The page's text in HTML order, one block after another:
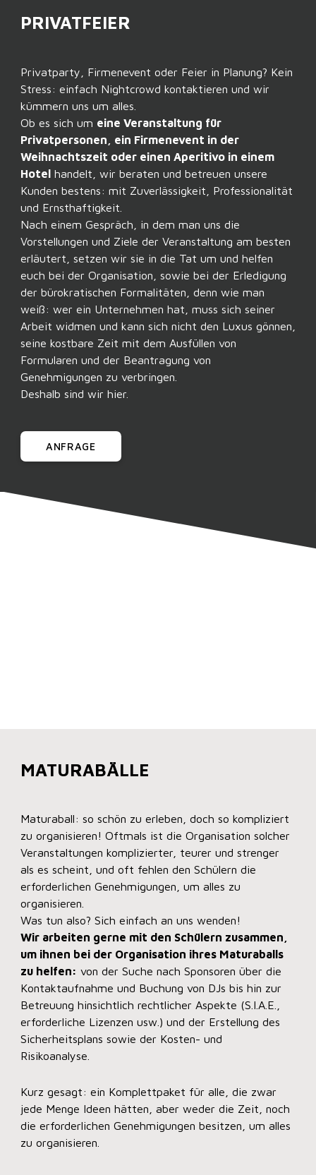
PRIVATFEIER
Privatparty, Firmenevent oder Feier in Planung? Kein
Stress: einfach Nightcrowd kontaktieren und wir
kümmern uns um alles.
Ob es sich um eine Veranstaltung für
Privatpersonen, ein Firmenevent in der
Weihnachtszeit oder einen Aperitivo in einem
Hotelhandelt, wir beraten und betreuen unsere
Kunden bestens: mit Zuverlässigkeit, Professionalität
und Ernsthaftigkeit.
Nach einem Gespräch, in dem man uns die
Vorstellungen und Ziele der Veranstaltung am besten
erläutert, setzen wir sie in die Tat um und helfen
euch bei der Organisation, sowie bei der Erledigung
der bürokratischen Formalitäten, denn wie man
weiß: wer ein Unternehmen hat, muss sich seiner
Arbeit widmen und kann sich nicht den Luxus gönnen,
seine kostbare Zeit mit dem Ausfüllen von
Formularen und der Beantragung von
Genehmigungen zu verbringen.
Deshalb sind wir hier.
ANFRAGE
MATURABÄLLE
Maturaball: so schön zu erleben, doch so kompliziert
zu organisieren! Oftmals ist die Organisation solcher
Veranstaltungen komplizierter, teurer und strenger
als es scheint, und oft fehlen den Schülern die
erforderlichen Genehmigungen, um alles zu
organisieren.
Was tun also? Sich einfach an uns wenden!
Wir arbeiten gerne mit den Schülern zusammen,
um ihnen bei der Organisation ihres Maturaballs
zu helfen: von der Suche nach Sponsoren über die
Kontaktaufnahme und Buchung von DJs bis hin zur
Betreuung hinsichtlich rechtlicher Aspekte (S.I.A.E.,
erforderliche Lizenzen usw.) und der Erstellung des
Sicherheitsplans sowie der Kosten- und
Risikoanalyse.
Kurz gesagt: ein Komplettpaket für alle, die zwar
jede Menge Ideen hätten, aber weder die Zeit, noch
die erforderlichen Genehmigungen besitzen, um alles
zu organisieren.